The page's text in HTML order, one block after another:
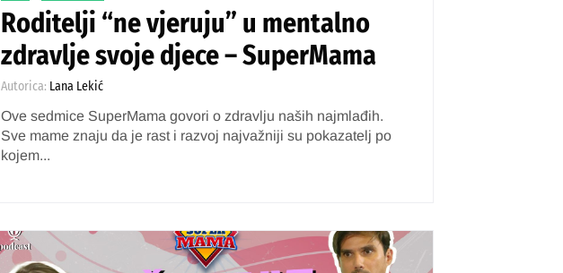
Roditelji “ne vjeruju” u mentalno
zdravlje svoje djece – SuperMama
Autorica: Lana Lekić
Ove sedmice SuperMama govori o zdravlju naših najmlađih.
Sve mame znaju da je rast i razvoj najvažniji su pokazatelj po
kojem...